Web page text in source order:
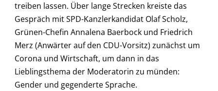
treiben lassen. Über lange Strecken kreiste das
Gespräch mit SPD-Kanzlerkandidat Olaf Scholz,
Grünen-Chefin Annalena Baerbock und Friedrich
Merz (Anwärter auf den CDU-Vorsitz) zunächst um
Corona und Wirtschaft, um dann in das
Lieblingsthema der Moderatorin zu münden:
Gender und gegenderte Sprache.